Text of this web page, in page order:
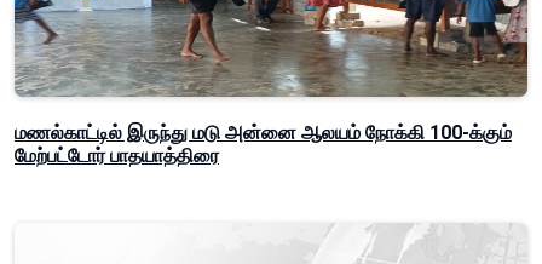
மணல்காட்டில் இருந்து மடு அன்னை ஆலயம் நோக்கி 100-க்கும்
மேற்பட்டோர் பாதயாத்திரை